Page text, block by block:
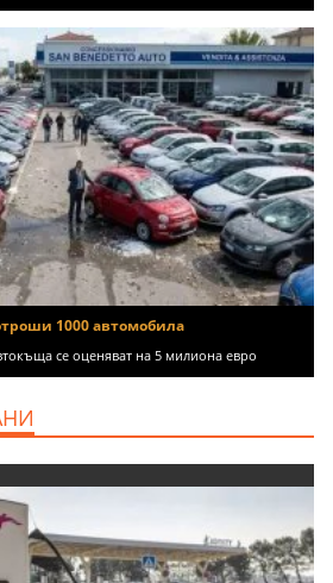
1000 автомобила
се оценяват на 5 милиона евро